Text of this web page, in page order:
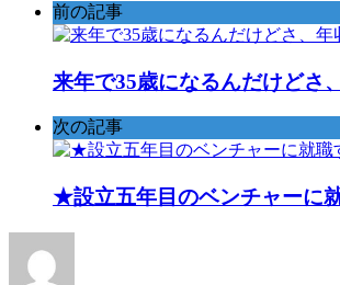
前の記事
来年で35歳になるんだけどさ
次の記事
★設立五年目のベンチャーに